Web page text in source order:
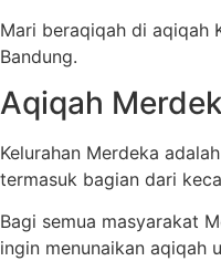
Mari beraqiqah di aqiqah
Bandung.
Aqiqah
Kelurahan Merdeka
termasuk bagian dari
Bagi semua masyarakat
ingin menunaikan aqiqah